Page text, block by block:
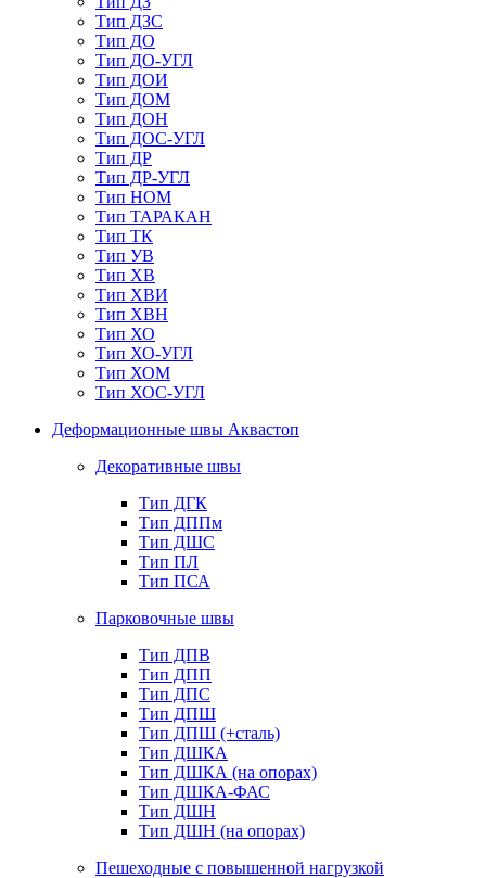
Тип ДЗС
Тип ДО
Тип ДО-УГЛ
Тип ДОИ
Тип ДОМ
Тип ДОН
Тип ДОС-УГЛ
Тип ДР
Тип ДР-УГЛ
Тип НОМ
Тип ТАРАКАН
Тип ТК
Тип УВ
Тип ХВ
Тип ХВИ
Тип ХВН
Тип ХО
Тип ХО-УГЛ
Тип ХОМ
Тип ХОС-УГЛ
Деформационные швы Аквастоп
Декоративные швы
Тип ДГК
Тип ДППм
Тип ДШС
Тип ПЛ
Тип ПСА
Парковочные швы
Тип ДПВ
Тип ДПП
Тип ДПС
Тип ДПШ
Тип ДПШ (+сталь)
Тип ДШКА
Тип ДШКА (на опорах)
Тип ДШКА-ФАС
Тип ДШН
Тип ДШН (на опорах)
Пешеходные с повышенной нагрузкой